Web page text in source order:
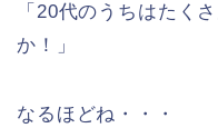
「20代のうちはたく
か！」
なるほどね・・・